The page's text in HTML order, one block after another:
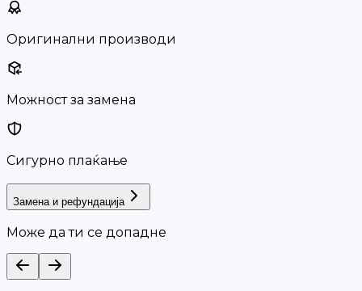
Оригинални производи
Можност за замена
Сигурно плаќање
Замена и рефундација
Може да ти се допадне